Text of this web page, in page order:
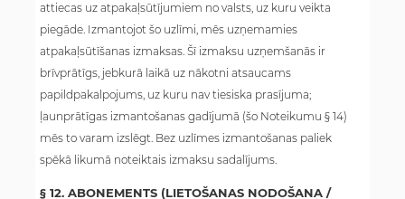
attiecas uz atpakaļsūtījumiem no valsts, uz kuru veikta
piegāde. Izmantojot šo uzlīmi, mēs uzņemamies
atpakaļsūtīšanas izmaksas. Šī izmaksu uzņemšanās ir
brīvprātīgs, jebkurā laikā uz nākotni atsaucams
papildpakalpojums, uz kuru nav tiesiska prasījuma;
ļaunprātīgas izmantošanas gadījumā (šo Noteikumu § 14)
mēs to varam izslēgt. Bez uzlīmes izmantošanas paliek
spēkā likumā noteiktais izmaksu sadalījums.
§ 12. ABONEMENTS (LIETOŠANAS NODOŠANA /